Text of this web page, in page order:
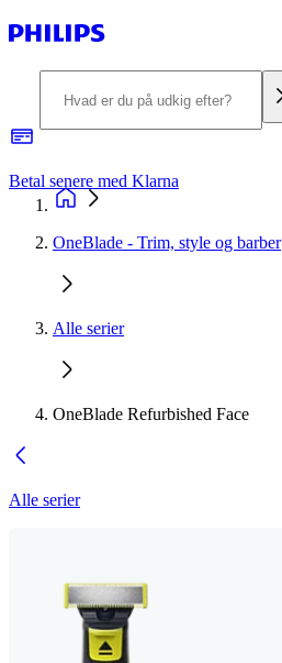
Betal senere med Klarna
OneBlade - Trim, style og barber
Alle serier
OneBlade Refurbished Face
Alle serier